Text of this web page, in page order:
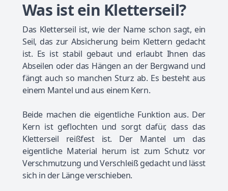
Was ist ein Kletterseil?
Das Kletterseil ist, wie der Name schon sagt, ein
Seil, das zur Absicherung beim Klettern gedacht
ist. Es ist stabil gebaut und erlaubt Ihnen das
Abseilen oder das Hängen an der Bergwand und
fängt auch so manchen Sturz ab. Es besteht aus
einem Mantel und aus einem Kern.
Beide machen die eigentliche Funktion aus. Der
Kern ist geflochten und sorgt dafür, dass das
Kletterseil reißfest ist. Der Mantel um das
eigentliche Material herum ist zum Schutz vor
Verschmutzung und Verschleiß gedacht und lässt
sich in der Länge verschieben.